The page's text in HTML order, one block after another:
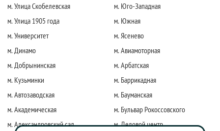
м. Улица Скобелевская
м. Улица 1905 года
м. Университет
м. Динамо
м. Добрынинская
м. Кузьминки
м. Автозаводская
м. Академическая
м. Александровский сад
м. Юго-Западная
м. Южная
м. Ясенево
м. Авиамоторная
м. Арбатская
м. Баррикадная
м. Бауманская
м. Бульвар Рокоссовского
м. Деловой центр